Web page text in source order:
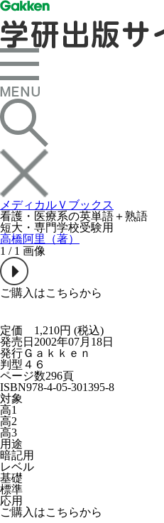
メディカルＶブックス
看護・医療系の英単語＋熟語
短大・専門学校受験用
高橋阿里（著）
1 / 1 画像
ご購入はこちらから
定価 1,210円 (税込)
発売日 2002年07月18日
発行Ｇａｋｋｅｎ
判型 ４６
ページ数296頁
ISBN978-4-05-301395-8
対象
高1
高2
高3
用途
暗記用
レベル
基礎
標準
応用
ご購入はこちらから